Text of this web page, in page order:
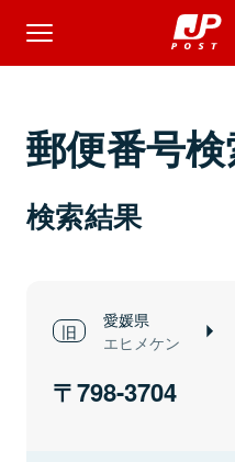
郵便番号
検索結果
愛媛県
エヒメケン
798-3704